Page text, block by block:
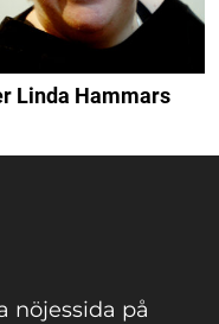
Linda Hammars
nöjessida på